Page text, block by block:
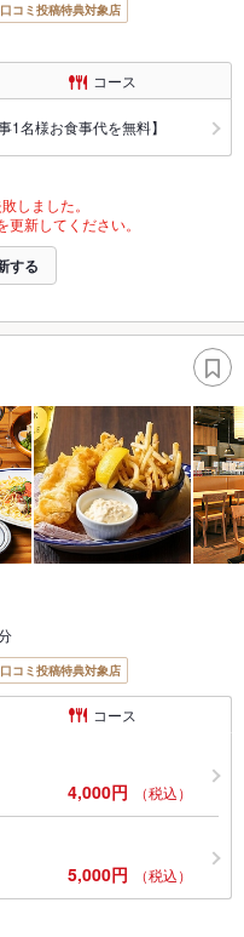
口コミ投稿特典対象店
コース
名様お食事代を無料】
しました。
新してください。
する
口コミ投稿特典対象店
コース
4,000円 （税込）
5,000円 （税込）